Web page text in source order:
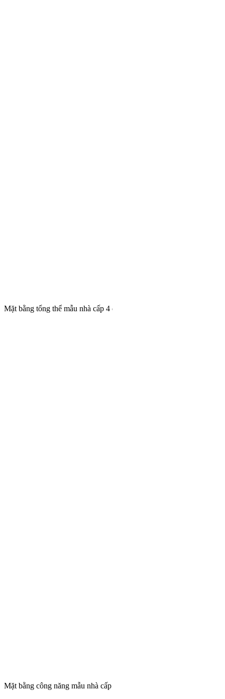
Mặt bằng tổng thể mẫu nhà cấp 4 đẹp mái Thái được săn đón nhất
Mặt bằng công năng mẫu nhà cấp 4 đẹp mái Thái được săn đón